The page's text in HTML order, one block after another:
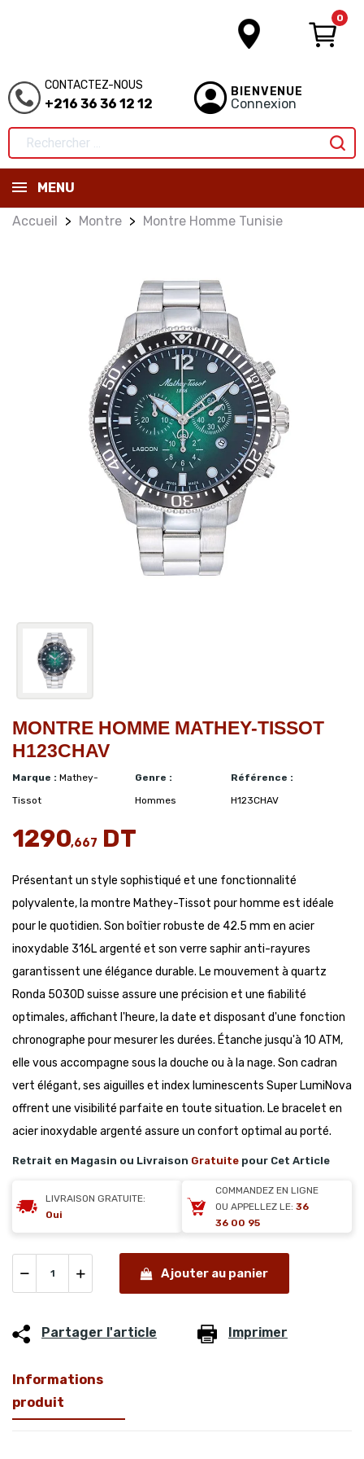
0
CONTACTEZ-NOUS
+216 36 36 12 12
BIENVENUE
Connexion
MENU
Accueil Montre Montre Homme Tunisie
MONTRE HOMME MATHEY-TISSOT
H123CHAV
Marque : Mathey-
Tissot
Genre :
Hommes
Référence :
H123CHAV
1290,667 DT
Présentant un style sophistiqué et une fonctionnalité
polyvalente, la montre Mathey-Tissot pour homme est idéale
pour le quotidien. Son boîtier robuste de 42.5 mm en acier
inoxydable 316L argenté et son verre saphir anti-rayures
garantissent une élégance durable. Le mouvement à quartz
Ronda 5030D suisse assure une précision et une fiabilité
optimales, affichant l'heure, la date et disposant d'une fonction
chronographe pour mesurer les durées. Étanche jusqu'à 10 ATM,
elle vous accompagne sous la douche ou à la nage. Son cadran
vert élégant, ses aiguilles et index luminescents Super LumiNova
offrent une visibilité parfaite en toute situation. Le bracelet en
acier inoxydable argenté assure un confort optimal au porté.
Retrait en Magasin ou Livraison Gratuite pour Cet Article
LIVRAISON GRATUITE:
Oui
COMMANDEZ EN LIGNE
OU APPELLEZ LE: 36
36 00 95
Ajouter au panier
Partager l'article Imprimer
Informations
produit